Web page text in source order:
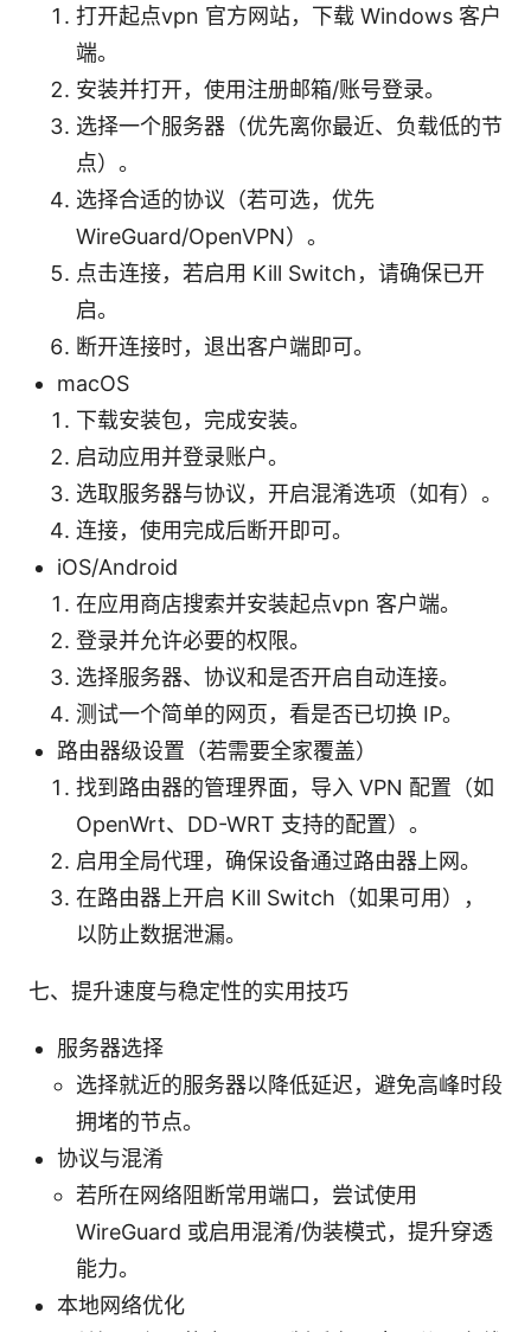
打开起点vpn 官方网站，下载 Windows 客户
端。
安装并打开，使用注册邮箱/账号登录。
选择一个服务器（优先离你最近、负载低的节
点）。
选择合适的协议（若可选，优先
WireGuard/OpenVPN）。
点击连接，若启用 Kill Switch，请确保已开
启。
断开连接时，退出客户端即可。
macOS
下载安装包，完成安装。
启动应用并登录账户。
选取服务器与协议，开启混淆选项（如有）。
连接，使用完成后断开即可。
iOS/Android
在应用商店搜索并安装起点vpn 客户端。
登录并允许必要的权限。
选择服务器、协议和是否开启自动连接。
测试一个简单的网页，看是否已切换 IP。
路由器级设置（若需要全家覆盖）
找到路由器的管理界面，导入 VPN 配置（如
OpenWrt、DD-WRT 支持的配置）。
启用全局代理，确保设备通过路由器上网。
在路由器上开启 Kill Switch（如果可用），
以防止数据泄漏。
七、提升速度与稳定性的实用技巧
服务器选择
选择就近的服务器以降低延迟，避免高峰时段
拥堵的节点。
协议与混淆
若所在网络阻断常用端口，尝试使用
WireGuard 或启用混淆/伪装模式，提升穿透
能力。
本地网络优化